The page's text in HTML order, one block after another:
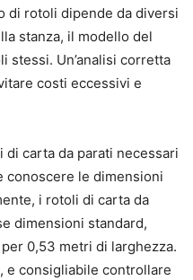
di rotoli dipende da diversi
stanza, il modello del
stessi. Un’analisi corretta
costi eccessivi e
carta da parati necessari
conoscere le dimensioni
i rotoli di carta da
dimensioni standard,
0,53 metri di larghezza.
e consigliabile controllare